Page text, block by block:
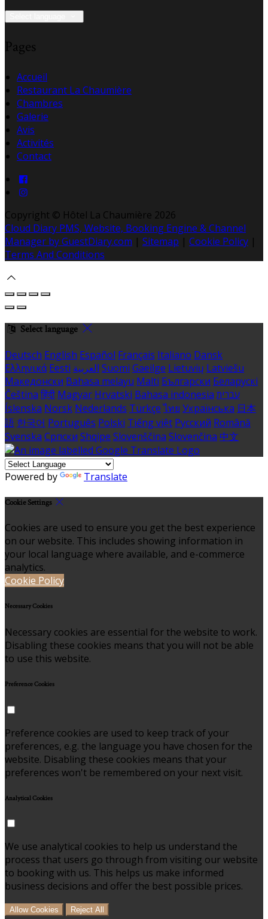
Pages
Accueil
Restaurant La Chaumière
Chambres
Galerie
Avis
Activités
Contact
Copyright © Hôtel La Chaumière 2026
Cloud Diary PMS, Website, Booking Engine & Channel
Manager by GuestDiary.com | Sitemap | Cookie Policy |
Terms And Conditions
Select language
Deutsch English Español Français Italiano Dansk
Ελληνικά Eesti العربية Suomi Gaeilge Lietuvių Latviešu
Македонски Bahasa melayu Malti Български Беларускі
Čeština हिंदी Magyar Hrvatski Bahasa indonesia עברית
Íslenska Norsk Nederlands Türkçe ไทย Українська 日本
語 한국어 Português Polski Tiếng việt Русский Română
Svenska Српски Shqipe Slovenščina Slovenčina 中文
Powered by Translate
Cookie Settings
Cookies are used to ensure you get the best experience
on our website. This includes showing information in
your local language where available, and e-commerce
analytics.
Cookie Policy
Necessary Cookies
Necessary cookies are essential for the website to work.
Disabling these cookies means that you will not be able
to use this website.
Preference Cookies
Preference cookies are used to keep track of your
preferences, e.g. the language you have chosen for the
website. Disabling these cookies means that your
preferences won't be remembered on your next visit.
Analytical Cookies
We use analytical cookies to help us understand the
process that users go through from visiting our website
to booking with us. This helps us make informed
business decisions and offer the best possible prices.
Allow Cookies Reject All